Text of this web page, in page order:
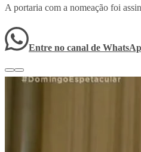
A portaria com a nomeação foi
Entre no canal de